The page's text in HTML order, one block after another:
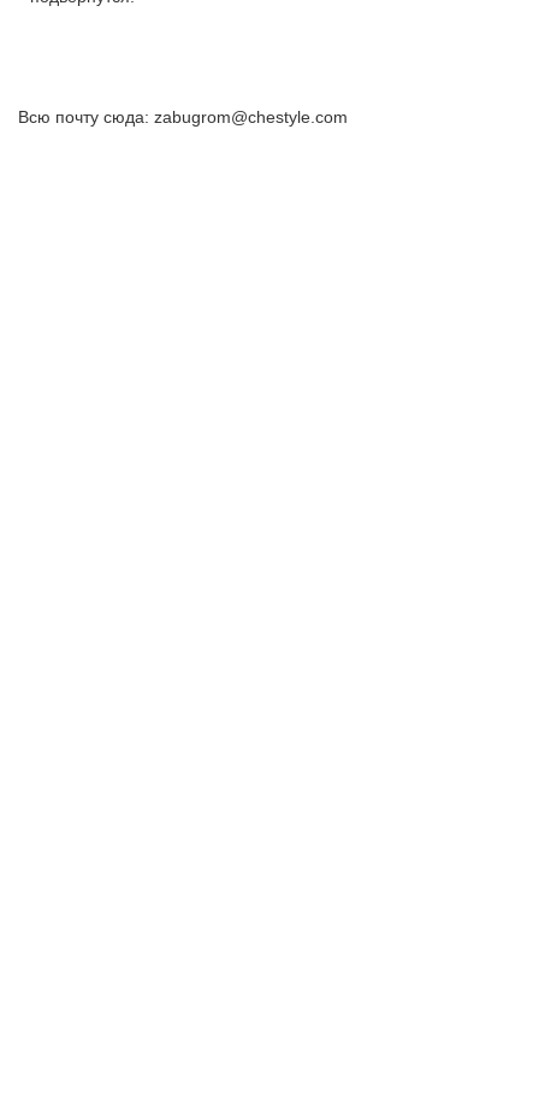
Всю почту сюда: zabugrom@chestyle.com